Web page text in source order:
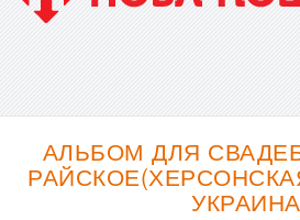
АЛЬБОМ ДЛЯ
УКРАИНА